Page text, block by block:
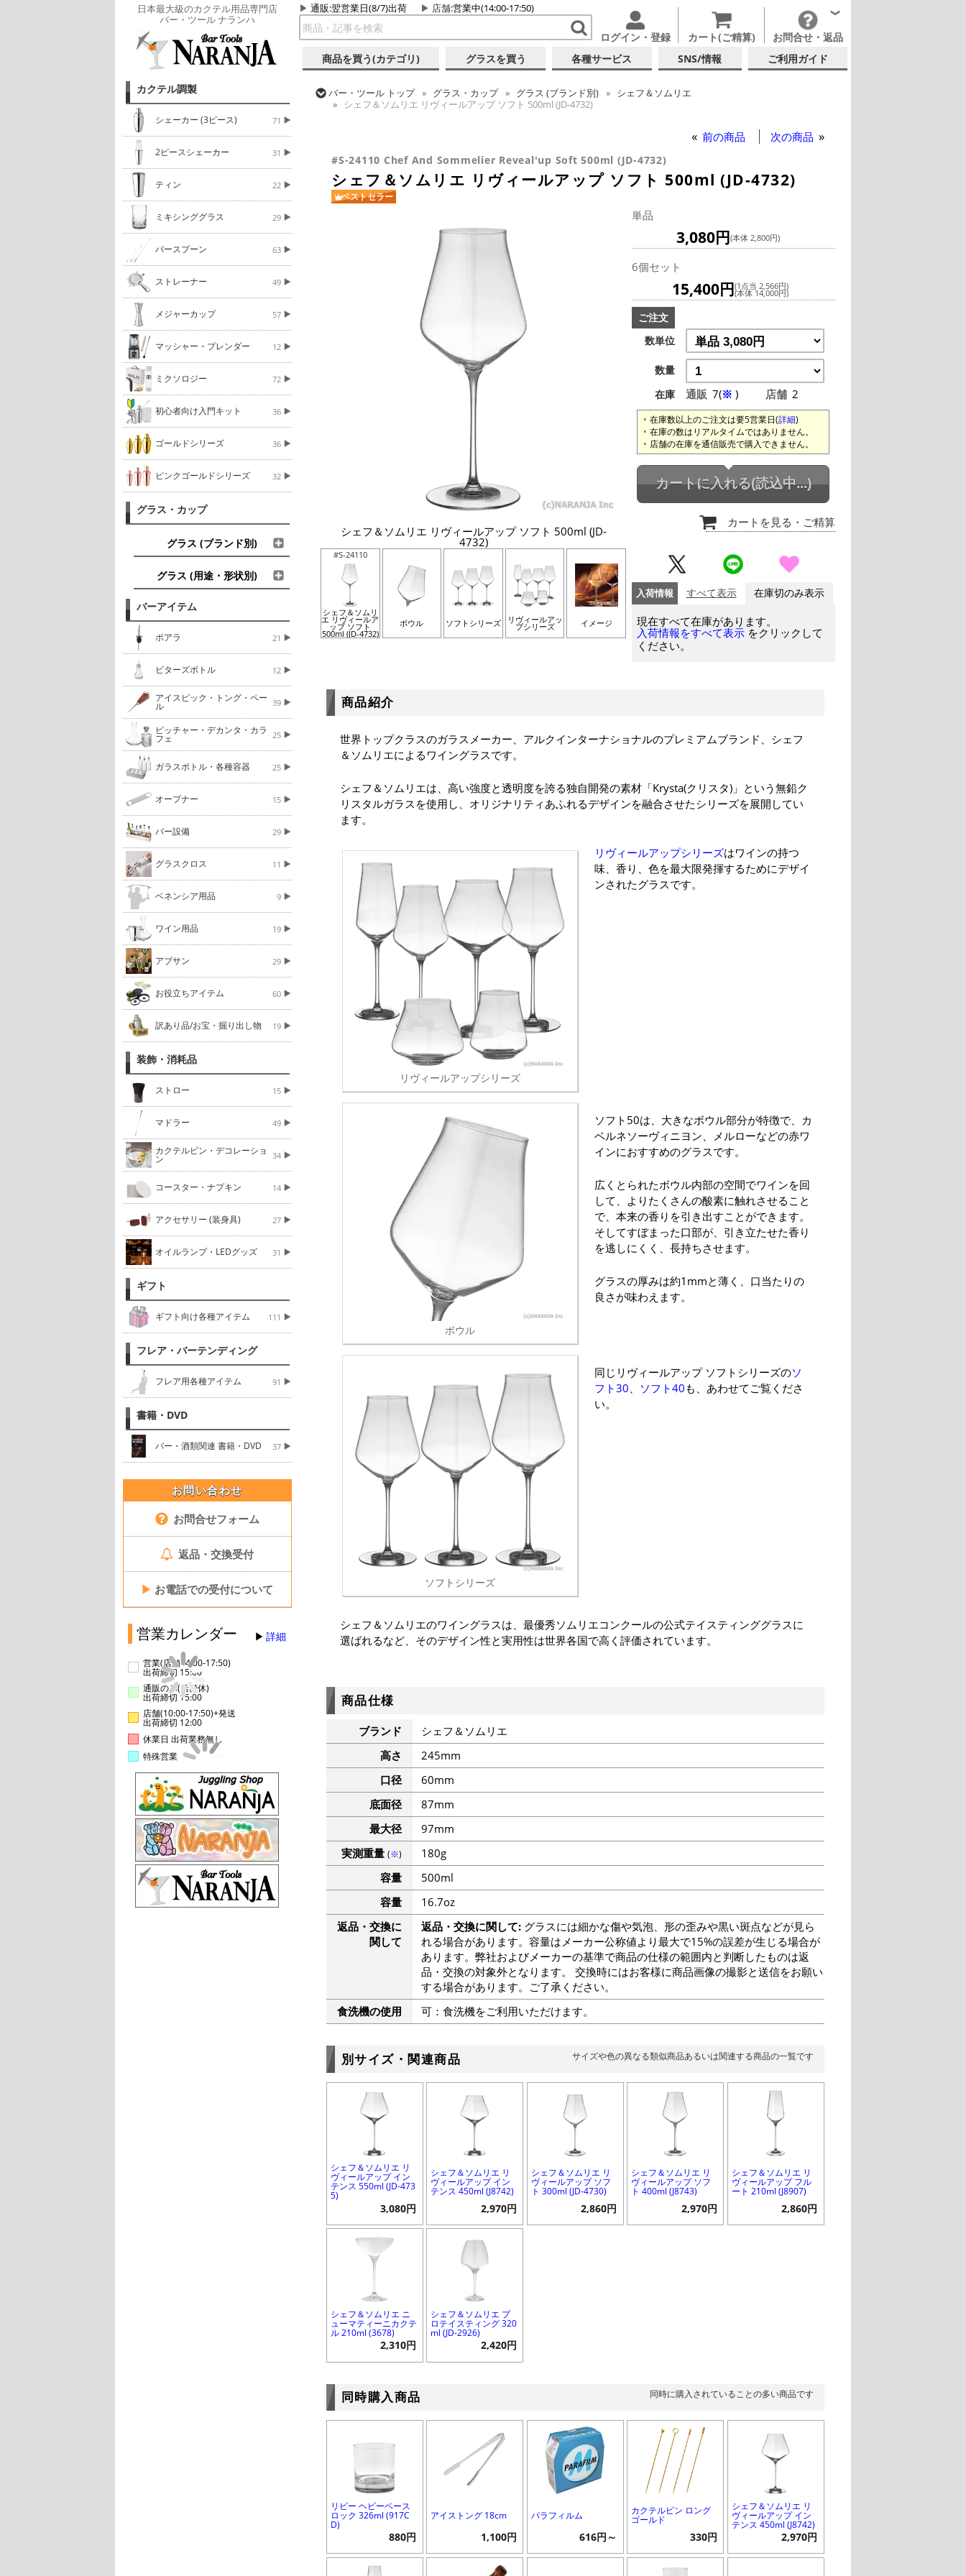
日本最大級のカクテル用品専門店
バー・ツール ナランハ
通販:翌営業日(8/7)出荷 店舗:営業中(14:00-17:50)
ログイン・登録 カート(ご精算) お問合せ・返品
商品を買う(カテゴリ) グラスを買う 各種サービス SNS/情報 ご利用ガイド
カクテル調製
シェーカー (3ピース) 71
2ピースシェーカー 31
ティン 22
ミキシンググラス 29
バースプーン 63
ストレーナー 49
メジャーカップ 57
マッシャー・ブレンダー 12
ミクソロジー 72
初心者向け入門キット 36
ゴールドシリーズ 36
ピンクゴールドシリーズ 32
グラス・カップ
グラス (ブランド別)
グラス (用途・形状別)
バーアイテム
ポアラ 21
ビターズボトル 12
アイスピック・トング・ペー
ル 39
ピッチャー・デカンタ・カラ
フェ 25
ガラスボトル・各種容器 25
オープナー 15
バー設備 29
グラスクロス 11
ベネンシア用品 9
ワイン用品 19
アブサン 29
お役立ちアイテム 60
訳あり品/お宝・掘り出し物 19
装飾・消耗品
ストロー 15
マドラー 49
カクテルピン・デコレーショ
ン 34
コースター・ナプキン 14
アクセサリー (装身具) 27
オイルランプ・LEDグッズ 31
ギフト
ギフト向け各種アイテム 111
フレア・バーテンディング
フレア用各種アイテム 91
書籍・DVD
バー・酒類関連 書籍・DVD 37
お問い合わせ
お問合せフォーム
返品・交換受付
▶ お電話での受付について
営業カレンダー 詳細
営業(店舗14:00-17:50)
出荷締切 15:00
通販のみ(店舗休)
出荷締切 15:00
店舗(10:00-17:50)+発送
出荷締切 12:00
休業日 出荷業務無し
特殊営業
バー・ツール トップ グラス・カップ グラス (ブランド別)
シェフ＆ソムリエ
シェフ＆ソムリエ リヴィールアップ ソフト 500ml (JD-4732)
前の商品 次の商品
#S-24110 Chef And Sommelier Reveal'up Soft 500ml (JD-4732)
シェフ＆ソムリエ リヴィールアップ ソフト 500ml (JD-4732)
ベストセラー
シェフ＆ソムリエ リヴィールアップ ソフト 500ml (JD-
4732)
#S-24110
シェフ＆ソムリ
エ リヴィールア
ップ ソフト
500ml (JD-4732)
ボウル ソフトシリーズ リヴィールアッ
プシリーズ イメージ
単品
3,080円(本体 2,800円)
6個セット
15,400円(1点当 2,566円)
(本体 14,000円)
ご注文
数単位
数量
在庫
通販 7(※ ) 店舗 2
在庫数以上のご注文は要5営業日(詳細)
在庫の数はリアルタイムではありません。
店舗の在庫を通信販売で購入できません。
カートに入れる(読込中...)
カートを見る ・ご精算
入荷情報 すべて表示 在庫切のみ表示
現在すべて在庫があります。
入荷情報をすべて表示 をクリックして
ください。
商品紹介
世界トップクラスのガラスメーカー、アルクインターナショナルのプレミアムブランド、シェフ
＆ソムリエによるワイングラスです。
シェフ＆ソムリエは、高い強度と透明度を誇る独自開発の素材「Krysta(クリスタ)」という無鉛ク
リスタルガラスを使用し、オリジナリティあふれるデザインを融合させたシリーズを展開してい
ます。
リヴィールアップシリーズ
リヴィールアップシリーズはワインの持つ
味、香り、色を最大限発揮するためにデザイ
ンされたグラスです。
ボウル
ソフト50は、大きなボウル部分が特徴で、カ
ベルネソーヴィニヨン、メルローなどの赤ワ
インにおすすめのグラスです。
広くとられたボウル内部の空間でワインを回
して、よりたくさんの酸素に触れさせること
で、本来の香りを引き出すことができます。
そしてすぼまった口部が、引き立たせた香り
を逃しにくく、長持ちさせます。
グラスの厚みは約1mmと薄く、口当たりの
良さが味わえます。
ソフトシリーズ
同じリヴィールアップ ソフトシリーズのソ
フト30、 ソフト40も、あわせてご覧くださ
い。
シェフ＆ソムリエのワイングラスは、最優秀ソムリエコンクールの公式テイスティンググラスに
選ばれるなど、そのデザイン性と実用性は世界各国で高く評価されています。
商品仕様
ブランド
シェフ＆ソムリエ
高さ
245mm
口径
60mm
底面径
87mm
最大径
97mm
実測重量 (※)
180g
容量
500ml
容量
16.7oz
返品・交換に
関して
返品・交換に関して:グラスには細かな傷や気泡、形の歪みや黒い斑点などが見ら
れる場合があります。容量はメーカー公称値より最大で15%の誤差が生じる場合が
あります。弊社およびメーカーの基準で商品の仕様の範囲内と判断したものは返
品・交換の対象外となります。 交換時にはお客様に商品画像の撮影と送信をお願い
する場合があります。ご了承ください。
食洗機の使用
可：食洗機をご利用いただけます。
別サイズ・関連商品 サイズや色の異なる類似商品あるいは関連する商品の一覧です
シェフ＆ソムリエ リ
ヴィールアップ イン
テンス 550ml (JD-473
5)
3,080円
シェフ＆ソムリエ リ
ヴィールアップ イン
テンス 450ml (J8742)
2,970円
シェフ＆ソムリエ リ
ヴィールアップ ソフ
ト 300ml (JD-4730)
2,860円
シェフ＆ソムリエ リ
ヴィールアップ ソフ
ト 400ml (J8743)
2,970円
シェフ＆ソムリエ リ
ヴィールアップ フル
ート 210ml (J8907)
2,860円
シェフ＆ソムリエ ニ
ューマティーニカクテ
ル 210ml (3678)
2,310円
シェフ＆ソムリエ プ
ロテイスティング 320
ml (JD-2926)
2,420円
同時購入商品 同時に購入されていることの多い商品です
リビー ヘビーベース
ロック 326ml (917C
D)
880円
アイストング 18cm
1,100円
パラフィルム
616円～
カクテルピン ロング
ゴールド
330円
シェフ＆ソムリエ リ
ヴィールアップ イン
テンス 450ml (J8742)
2,970円